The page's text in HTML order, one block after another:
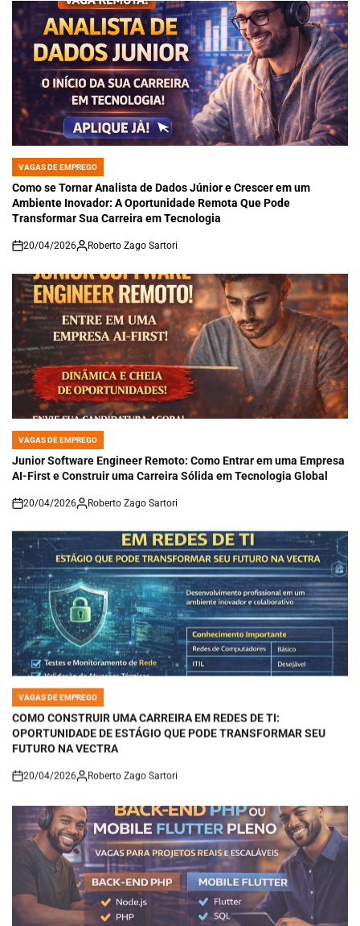
POSTED
IN
VAGAS DE EMPREGO
Como se Tornar Analista de Dados Júnior e Crescer em um
Ambiente Inovador: A Oportunidade Remota Que Pode
Transformar Sua Carreira em Tecnologia
on
20/04/2026 Roberto Zago Sartori
POSTED
IN
VAGAS DE EMPREGO
Junior Software Engineer Remoto: Como Entrar em uma Empresa
AI-First e Construir uma Carreira Sólida em Tecnologia Global
on
20/04/2026 Roberto Zago Sartori
POSTED
IN
VAGAS DE EMPREGO
COMO CONSTRUIR UMA CARREIRA EM REDES DE TI:
OPORTUNIDADE DE ESTÁGIO QUE PODE TRANSFORMAR SEU
FUTURO NA VECTRA
on